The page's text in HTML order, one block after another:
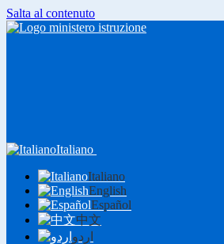
Salta al contenuto
Italiano
Italiano
English
Español
中文
اردو